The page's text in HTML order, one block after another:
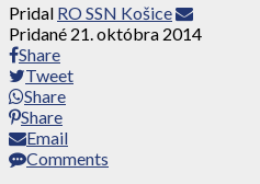
Pridal RO SSN Košice
Pridané 21. októbra 2014
Share
Tweet
Share
Share
Email
Comments